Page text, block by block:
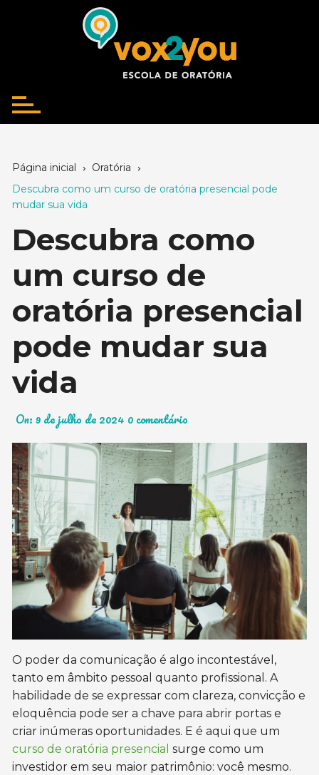
Página inicial
Oratória
Descubra como um curso de oratória presencial pode
mudar sua vida
Descubra como
um curso de
oratória presencial
pode mudar sua
vida
On:9 de julho de 2024 0 comentário
O poder da comunicação é algo incontestável,
tanto em âmbito pessoal quanto profissional. A
habilidade de se expressar com clareza, convicção e
eloquência pode ser a chave para abrir portas e
criar inúmeras oportunidades. E é aqui que um
curso de oratória presencial surge como um
investidor em seu maior patrimônio: você mesmo.